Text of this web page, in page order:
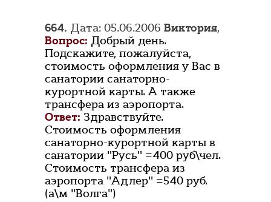
664. Дата: 05.06.2006 Виктория,
Вопрос: Добрый день.
Подскажите, пожалуйста,
стоимость оформления у Вас в
санатории санаторно-
курортной карты. А также
трансфера из аэропорта.
Ответ: Здравствуйте.
Стоимость оформления
санаторно-курортной карты в
санатории "Русь" =400 руб\чел.
Стоимость трансфера из
аэропорта "Адлер" =540 руб.
(а\м "Волга")